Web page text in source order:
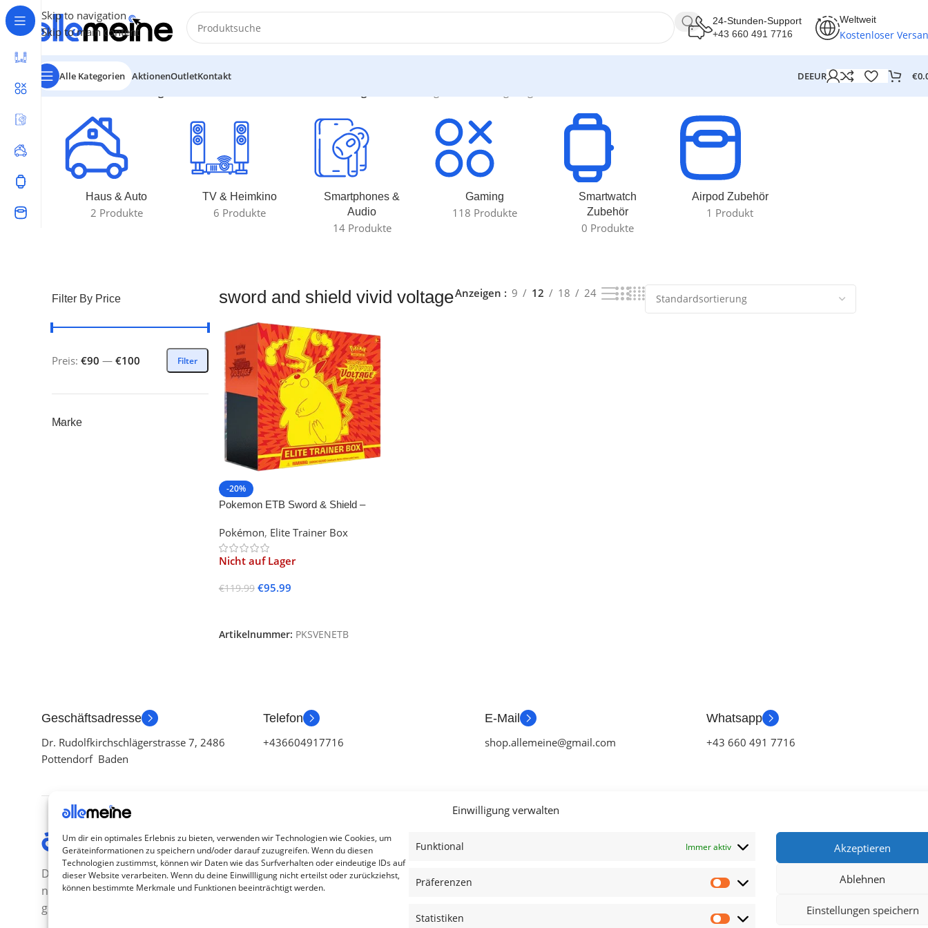
Einwilligung verwalten
Um dir ein optimales Erlebnis zu bieten, verwenden wir Technologien wie Cookies, um
Geräteinformationen zu speichern und/oder darauf zuzugreifen. Wenn du diesen
Technologien zustimmst, können wir Daten wie das Surfverhalten oder eindeutige IDs auf
dieser Website verarbeiten. Wenn du deine Einwillligung nicht erteilst oder zurückziehst,
können bestimmte Merkmale und Funktionen beeinträchtigt werden.
Funktional Immer aktiv
Präferenzen
Statistiken
Akzeptieren
Ablehnen
Einstellungen speichern
Skip to navigation
Skip to main content
24-Stunden-Support
+43 660 491 7716
Weltweit
Kostenloser
Alle Kategorien AktionenOutletKontakt DEEUR €
Start/Produkte verschlagwortet mit „sword and shield vivid voltage“
Haus & Auto
2 Produkte
TV & Heimkino
6 Produkte
Smartphones &
Audio
14 Produkte
Gaming
118 Produkte
Smartwatch
Zubehör
0 Produkte
Airpod Zubehör
1 Produkt
Filter By Price
Filter
Preis: €90 — €100
Marke
sword and shield vivid voltageAnzeigen 9 12 18 24
-20%
Pokemon ETB Sword & Shield –
Pokémon, Elite Trainer Box
Nicht auf Lager
€119.99 €95.99
Artikelnummer: PKSVENETB
Geschäftsadresse
Dr. Rudolfkirchschlägerstrasse 7, 2486
Pottendorf Baden
Telefon
+436604917716
E-Mail
shop.allemeine@gmail.com
Whatsapp
+43 660 491 7716
Die Produkte, die Sie wünschen, aber
nicht erreichen können, sind
gleichzeitig mit der Welt hier.
Kategorien
TV Zubehör
Smartwatch Zubehör
Blog
Lieferung & Rückgabe